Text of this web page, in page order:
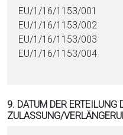
EU/1/16/1153/001
EU/1/16/1153/002
EU/1/16/1153/003
EU/1/16/1153/004
9. DATUM DER ERTEILUNG
ZULASSUNG/